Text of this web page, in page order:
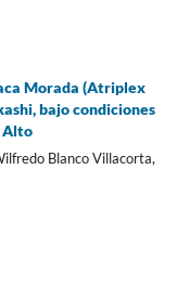
Morada (Atriplex
bajo condiciones
Alto
Blanco Villacorta,